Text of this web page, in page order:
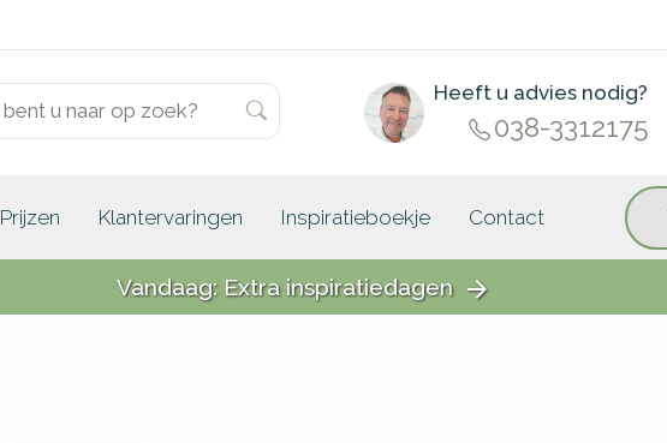
Heeft u advies nodig?
038-3312175
Prijzen Klantervaringen Inspiratieboekje Contact
Vandaag: Extra inspiratiedagen arrow_forward